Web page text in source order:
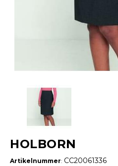
HOLBORN
Artikelnummer: CC20061336